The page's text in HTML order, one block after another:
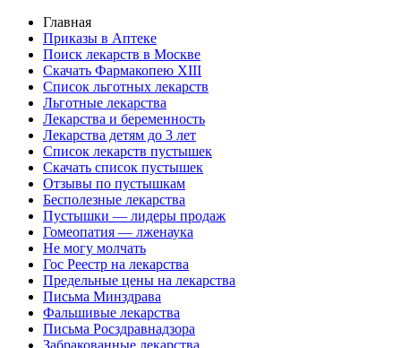
Главная
Приказы в Аптеке
Поиск лекарств в Москве
Скачать Фармакопею XIII
Список льготных лекарств
Льготные лекарства
Лекарства и беременность
Лекарства детям до 3 лет
Список лекарств пустышек
Скачать список пустышек
Отзывы по пустышкам
Бесполезные лекарства
Пустышки — лидеры продаж
Гомеопатия — лженаука
Не могу молчать
Гос Реестр на лекарства
Предельные цены на лекарства
Письма Минздрава
Фальшивые лекарства
Письма Росздравнадзора
Забракованные лекарства